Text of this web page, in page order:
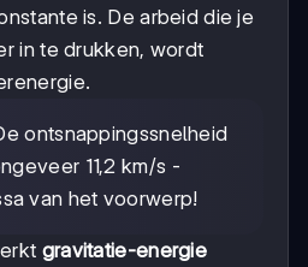
is. De arbeid die je
in te drukken, wordt
ontsnappingssnelheid
11,2 km/s -
van het voorwerp!
gravitatie-energie